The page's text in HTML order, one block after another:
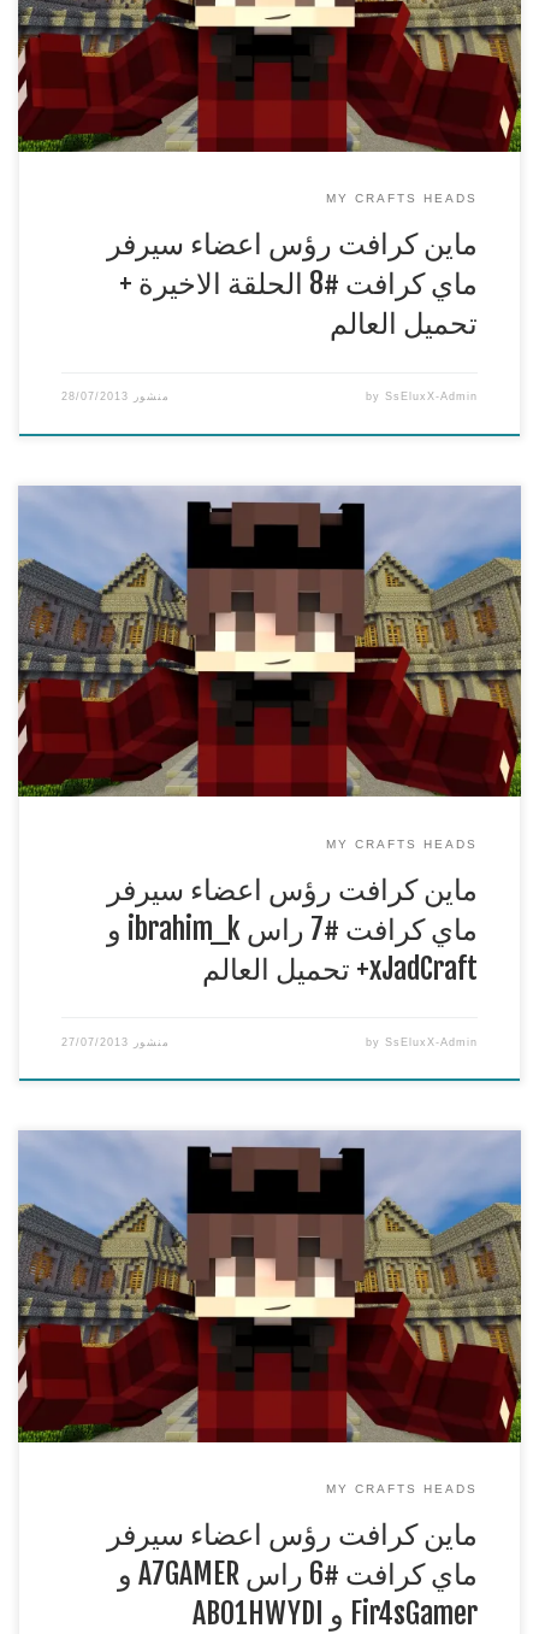
الفيديو لا تنسى التقييم واتمنى اذا كان عندك اي اقتراحات تكتب في
الكومنت
***********************************************
لا تنسون لايك وسبس كرايب ومفضلة
***********************************************
MY CRAFTS HEADS
ماين كرافت رؤس اعضاء سيرفر
ماي كرافت #8 الحلقة الاخيرة +
تحميل العالم
bySsEluxX-Admin منشور 28/07/2013
و xJadCraft+ تحميل العالم
***********************************************
قناتي القديمة http://www.youtube.com/user/SsEluxX قناتي
الجديدة http://www.youtube.com/user/iSsEluxX اذا عجبك
الفيديو لا تنسى التقييم واتمنى اذا كان عندك اي اقتراحات تكتب في
الكومنت
***********************************************
لا تنسون لايك وسبس كرايب ومفضلة
***********************************************
MY CRAFTS HEADS
ماين كرافت رؤس اعضاء سيرفر
ماي كرافت #7 راس ibrahim_k و
xJadCraft+ تحميل العالم
bySsEluxX-Admin منشور 27/07/2013
***********************************************
قناتي الاولى http://www.youtube.com/user/SsEluxX قناتي
الجديدة http://www.youtube.com/user/SsEluxX1 اذا عجبك
الفيديو لا تنسى التقييم واتمنى اذا كان عندك اي اقتراحات تكتب في
الكومنت
***********************************************
لا تنسون لايك وسبس كرايب ومفضلة
***********************************************
MY CRAFTS HEADS
ماين كرافت رؤس اعضاء سيرفر
ماي كرافت #6 راس A7GAMER و
Fir4sGamer و ABO1HWYDI